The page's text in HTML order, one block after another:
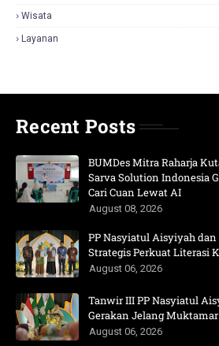
Wisata
Layanan
Recent Posts
BUMDes Mitra Raharja
Sarva Solution Indonesia
Cari Cuan Lewat AI
August 08, 2026
PP Nasyiatul Aisyiyah dan
Strategis Perkuat Literasi
August 06, 2026
Tanwir III PP Nasyiatul
Gerakan Jelang Muktamar
August 06, 2026